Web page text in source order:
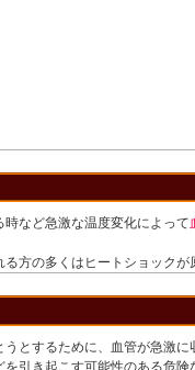
など急激な温度変化によって
方の多くはヒートショックが
とするために、血管が急激
を引き起こす可能性のある危険